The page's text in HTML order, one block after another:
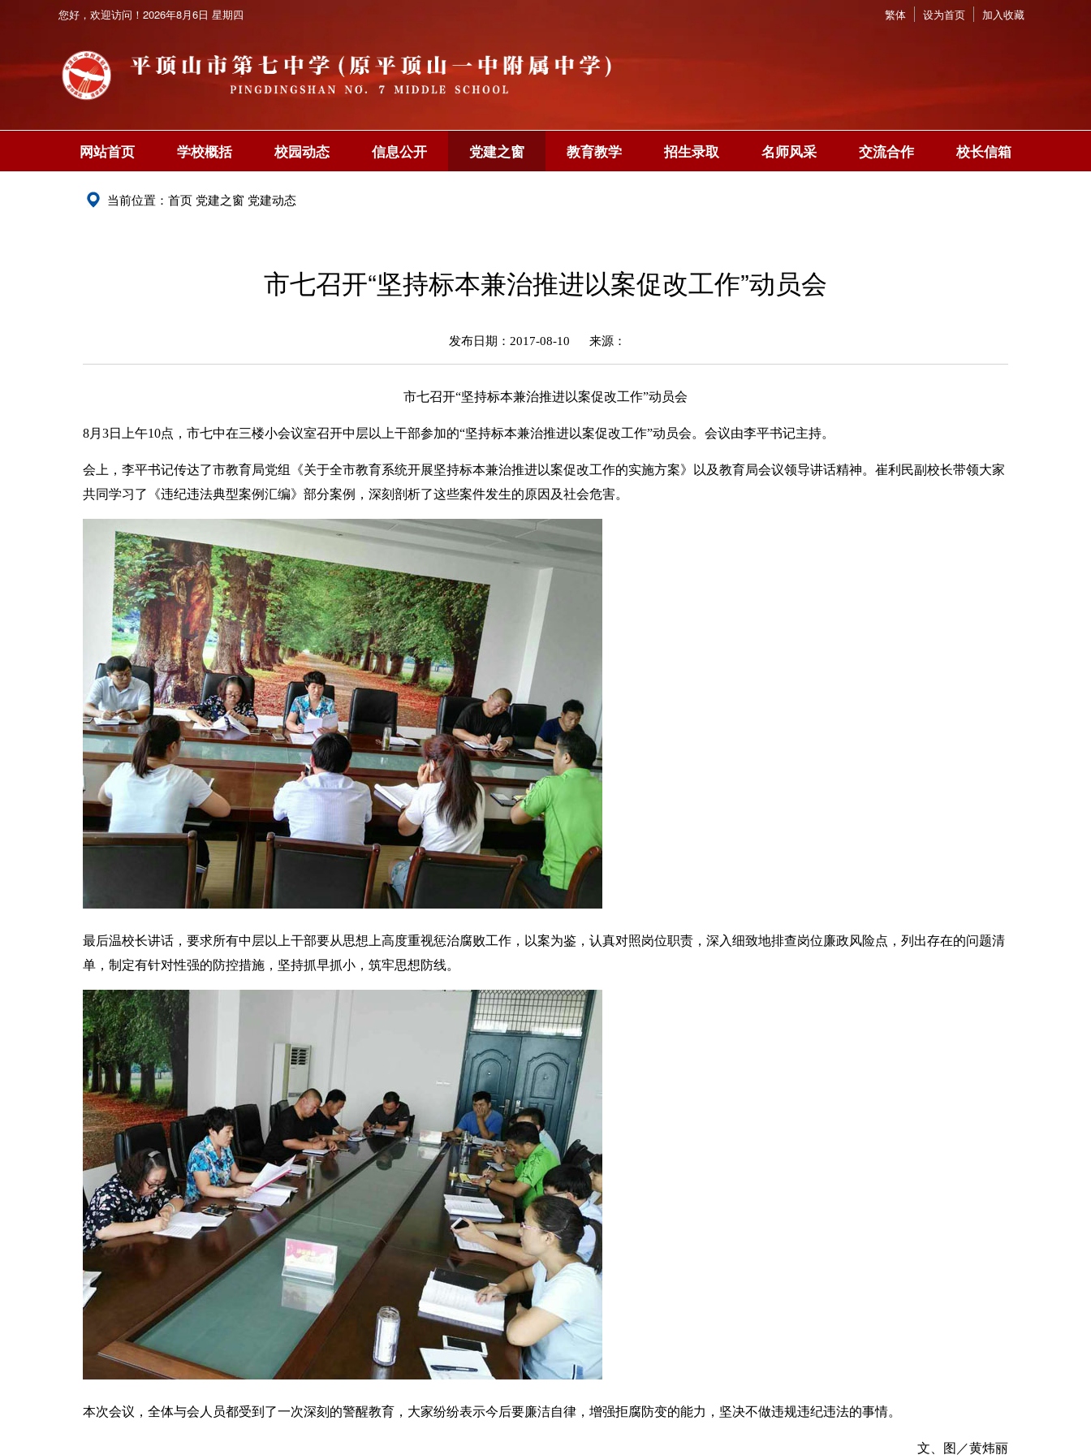
您好，欢迎访问！ 2026年8月6日 星期四 繁体 设为首页 加入收藏
网站首页 学校概括 校园动态 信息公开 党建之窗 教育教学 招生录取 名师风采 交流合作 校长信箱
当前位置： 首页 党建之窗 党建动态
市七召开“坚持标本兼治推进以案促改工作”动员会
发布日期：2017-08-10 来源：
市七召开“坚持标本兼治推进以案促改工作”动员会
8月 3日上午10点，市七中在三楼小会议室召开中层以上干部参加的“坚持标本兼治推进以案促改工作”动员会。会议由李平书记主持。
会上，李平书记传达了市教育局党组《关于全市教育系统开展坚持标本兼治推进以案促改工作的实施方案》以及教育局会议领导讲话精神。崔利民副校长带领大家
共同学习了《违纪违法典型案例汇编》部分案例，深刻剖析了这些案件发生的原因及社会危害。
最后温校长讲话，要求所有中层以上干部要从思想上高度重视惩治腐败工作，以案为鉴，认真对照岗位职责，深入细致地排查岗位廉政风险点，列出存在的问题清
单，制定有针对性强的防控措施，坚持抓早抓小，筑牢思想防线。
本次会议，全体与会人员都受到了一次深刻的警醒教育，大家纷纷表示今后要廉洁自律，增强拒腐防变的能力，坚决不做违规违纪违法的事情。
文、图／黄炜丽